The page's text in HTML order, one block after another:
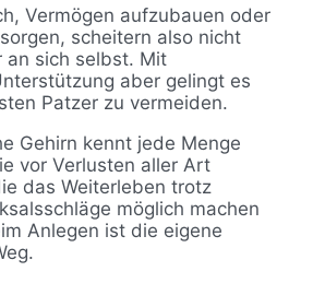
Vermögen aufzubauen oder
scheitern also nicht
an sich selbst. Mit
aber gelingt es
Patzer zu vermeiden.
Gehirn kennt jede Menge
vor Verlusten aller Art
das Weiterleben trotz
möglich machen
Anlegen ist die eigene